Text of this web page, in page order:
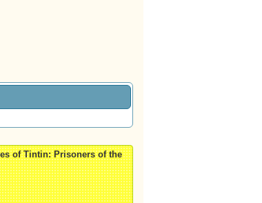
of Tintin: Prisoners of the